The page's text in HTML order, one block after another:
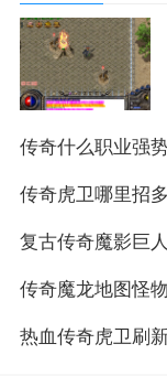
传奇什么职业强
传奇虎卫哪里招
复古传奇魔影巨
传奇魔龙地图怪
热血传奇虎卫刷